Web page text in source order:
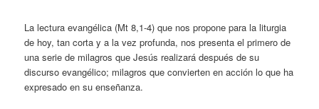
La lectura evangélica (Mt 8,1-4) que nos propone para la liturgia
de hoy, tan corta y a la vez profunda, nos presenta el primero de
una serie de milagros que Jesús realizará después de su
discurso evangélico; milagros que convierten en acción lo que ha
expresado en su enseñanza.